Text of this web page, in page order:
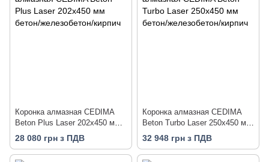
Коронка алмазная CEDIMA
Beton Plus Laser 202х450 мм
бетон/железобетон/кирпич
28 080 грн з ПДВ
Коронка алмазная CEDIMA
Beton Turbo Laser 250х450 мм
бетон/железобетон/кирпич
32 948 грн з ПДВ